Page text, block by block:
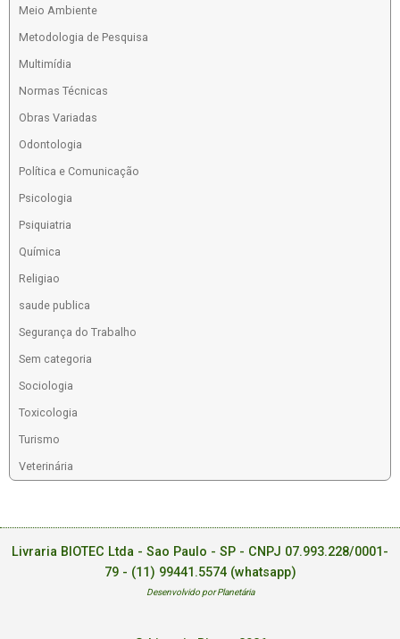
Meio Ambiente
Metodologia de Pesquisa
Multimídia
Normas Técnicas
Obras Variadas
Odontologia
Política e Comunicação
Psicologia
Psiquiatria
Química
Religiao
saude publica
Segurança do Trabalho
Sem categoria
Sociologia
Toxicologia
Turismo
Veterinária
Livraria BIOTEC Ltda - Sao Paulo - SP - CNPJ 07.993.228/0001-
79 - (11) 99441.5574 (whatsapp)
Desenvolvido por Planetária